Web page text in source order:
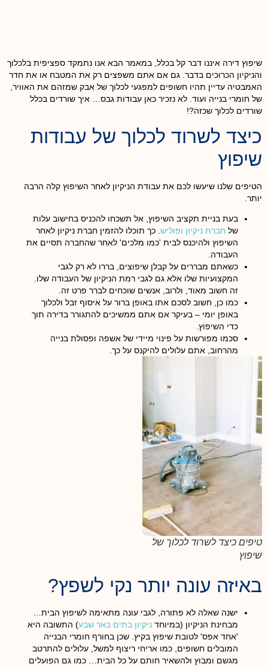
שיפוץ דירה איננו דבר קל בכלל, במאמר הבא אנו נתמקד ספציפית בלכלוך
והניקיון הכרוכים בדבר. גם אם אתם משפצים רק את המטבח או את חדר
האמבטיה עדיין תהיו חשופים למפגעי לכלוך של אבק שמזהם את האוויר,
של חומרי בנייה ועוד. לא נזכיר כאן עבודות גבס… איך שורדים בכלל
שורדים לכלוך שכזה?!
כיצד לשרוד לכלוך של עבודות
שיפוץ
הטיפים שלנו שיעשו לכם את עבודת הניקיון לאחר השיפוץ קלה הרבה
יותר.
בעת בניית תקציב השיפוץ, אל תשכחו להכניס בחישוב עלות
של חברת ניקיון ופוליש. כך תוכלו להזמין חברת ניקיון לאחר
השיפוץ ולהיכנס לבית 'כמו מלכים' לאחר שהחברה תסיים את
העבודה.
כשאתם מבררים על קבלן שיפוצים, בררו לא רק לגבי
המקצועיות שלו אלא גם לגבי רמת הניקיון של העבודה שלו.
זה חשוב מאוד, ולרוב, אנשים שוכחים לברר פרט זה.
כמו כן, חשוב לסכם אתו באופן ברור על איסוף זבל ולכלוך
באופן יומי – בעיקר אם אתם ממשיכים להתגורר בדירה תוך
כדי השיפוץ.
סכמו מפורשות על פינוי מיידי של אשפה ופסולת בנייה
מהרחוב, אתם עלולים להיקנס על כך.
טיפים כיצד לשרוד לכלוך של
שיפוץ
באיזה עונה יותר נקי לשפץ?
ישנה שאלה לא פתורה, לגבי עונה מתאימה לשיפוץ הבית…
מבחינת הניקיון (במיוחד ניקיון בתים באר שבע) התשובה היא
'אחד אפס' לטובת שיפוץ בקיץ. שכן בחורף חומרי הבנייה
המובלים חשופים, כמו אריחי ריצוף למשל, עלולים להתרטב
מגשם ומבוץ ולהשאיר חותם על כל הבית… כמו גם הפועלים